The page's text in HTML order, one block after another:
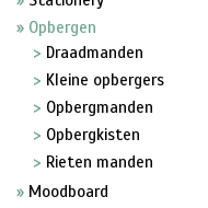
Opbergen
Draadmanden
Kleine opbergers
Opbergmanden
Opbergkisten
Rieten manden
Moodboard